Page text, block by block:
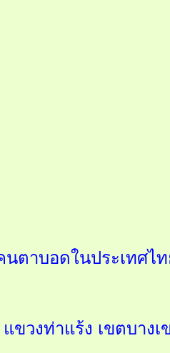
ตาบอดในประเทศไ
ขวงท่าแร้ง เขตบางเ